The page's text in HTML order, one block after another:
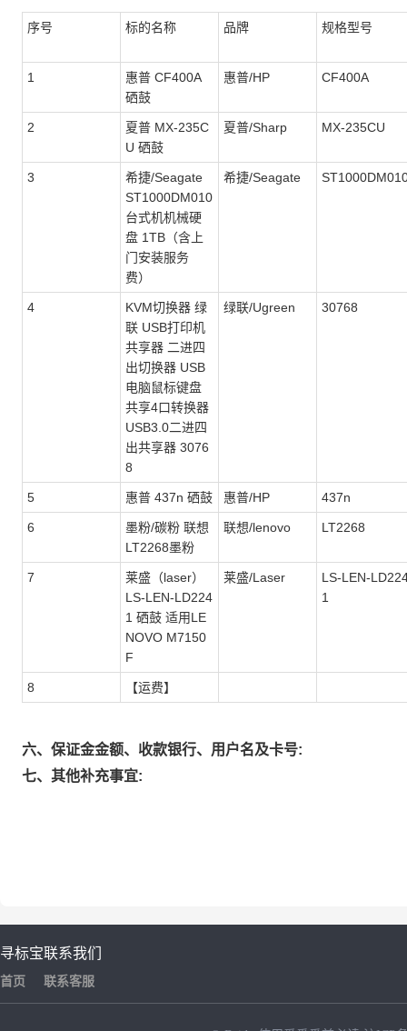
序号 标的名称 品牌 规格型号
1
惠普 CF400A
硒鼓
惠普/HP CF400A
2
夏普 MX-235C
U 硒鼓
夏普/Sharp MX-235CU
3
希捷/Seagate
ST1000DM010
台式机机械硬
盘 1TB（含上
门安装服务
费）
希捷/Seagate
4
KVM切换器 绿
联 USB打印机
共享器 二进四
出切换器 USB
电脑鼠标键盘
共享4口转换器
USB3.0二进四
出共享器 3076
8
绿联/Ugreen 30768
5 惠普 437n 硒鼓 惠普/HP 437n
6
墨粉/碳粉 联想
LT2268墨粉
联想/lenovo LT2268
7
莱盛（laser）
LS-LEN-LD224
1 硒鼓 适用LE
NOVO M7150
F
莱盛/Laser
LS-LEN-
1
8 【运费】
六、保证金金额、收款银行、用户名及卡号:
七、其他补充事宜:
寻标宝
首页
联系我们
联系客服